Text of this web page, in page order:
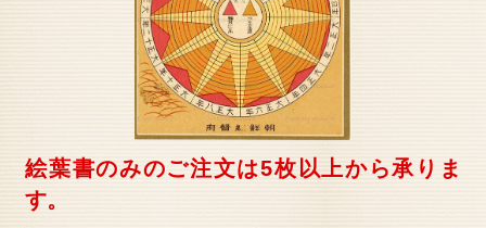
絵葉書のみのご注文は5枚以上から承りま
す。